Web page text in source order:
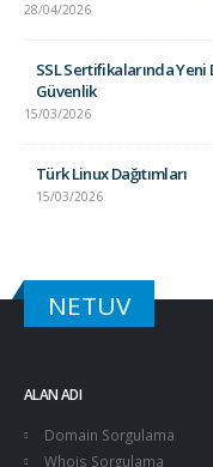
28/04/2026
SSL Sertifikalarında Yeni
Güvenlik
15/03/2026
Türk Linux Dağıtımları
15/03/2026
NETUV
ALAN ADI
Domain Sorgulama
Whois Sorgulama